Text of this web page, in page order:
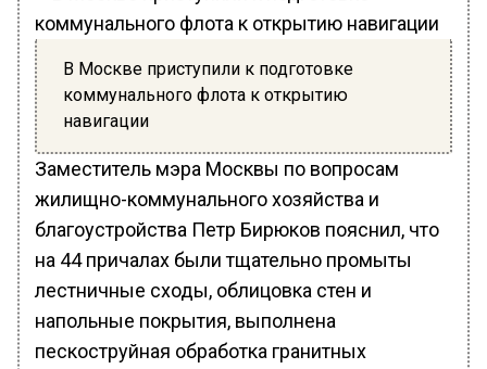
В Москве приступили к подготовке
коммунального флота к открытию
навигации
Заместитель мэра Москвы по вопросам
жилищно-коммунального хозяйства и
благоустройства Петр Бирюков пояснил, что
на 44 причалах были тщательно промыты
лестничные сходы, облицовка стен и
напольные покрытия, выполнена
пескоструйная обработка гранитных